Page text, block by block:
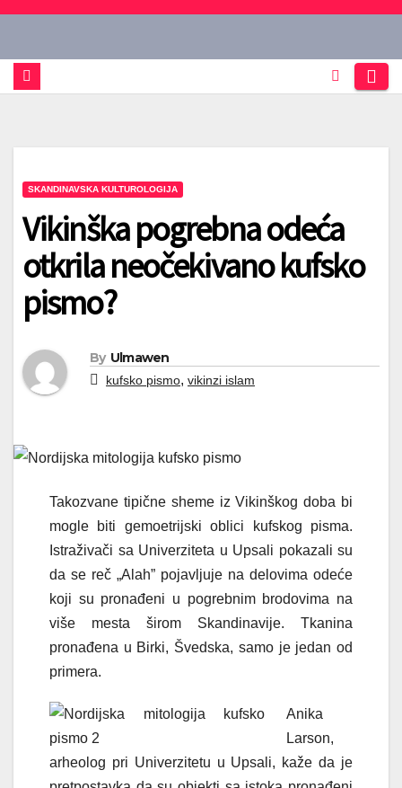
Skip
content
SKANDINAVSKA KULTUROLOGIJA
Vikinška pogrebna odeća
otkrila neočekivano kufsko
pismo?
By Ulmawen
kufsko pismo, vikinzi islam
Takozvane tipične sheme iz Vikinškog doba bi
mogle biti gemoetrijski oblici kufskog pisma.
Istraživači sa Univerziteta u Upsali pokazali su
da se reč „Alah” pojavljuje na delovima odeće
koji su pronađeni u pogrebnim brodovima na
više mesta širom Skandinavije. Tkanina
pronađena u Birki, Švedska, samo je jedan od
primera.
Anika
Larson,
arheolog pri Univerzitetu u Upsali, kaže da je